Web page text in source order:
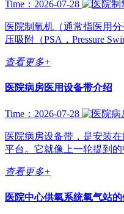
Time：2026-07-28
医院制氧机（通常指医用
压吸附（PSA，Pressure
查看更多+
医院病房医用设备带介绍
Time：2026-07-28
医院病房设备带，是安装
平台。它就像上一轮提到的
查看更多+
医院中心供氧系统氧气站